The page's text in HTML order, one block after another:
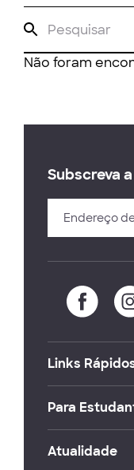
Não foram
Subscreva
Links
Para
Atualidade